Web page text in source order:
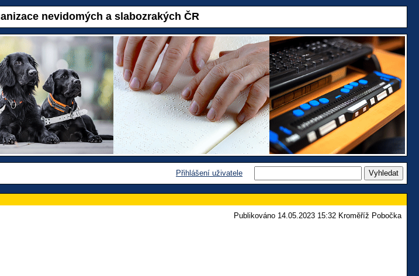
nevidomých a slabozrakých ČR
Přihlášení uživatele
Publikováno 14.05.2023 15:32 Kroměříž Pobočka